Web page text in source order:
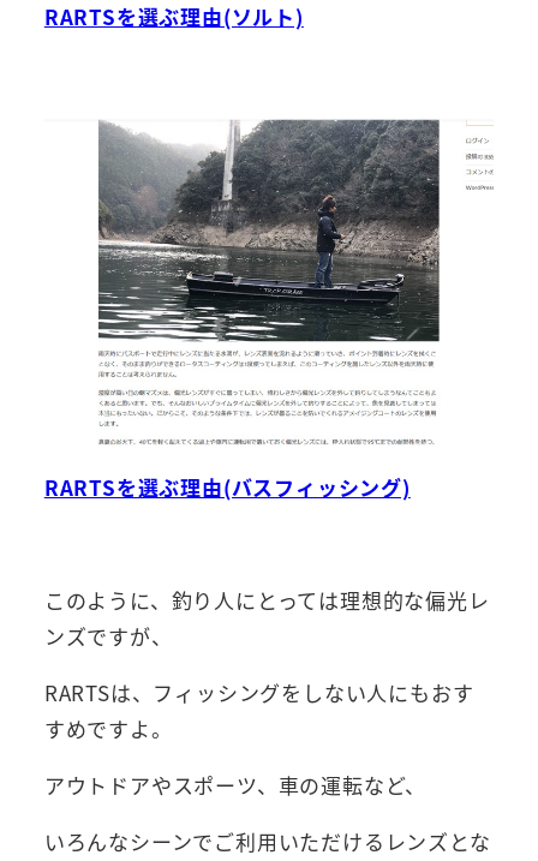
RARTSを選ぶ理由(ソルト)
RARTSを選ぶ理由(バスフィッシング)
このように、釣り人にとっては理想的な偏光レ
ンズですが、
RARTSは、フィッシングをしない人にもおす
すめですよ。
アウトドアやスポーツ、車の運転など、
いろんなシーンでご利用いただけるレンズとな